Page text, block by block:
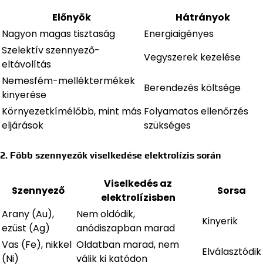
Előnyök
Hátrányok
Nagyon magas tisztaság
Energiaigényes
Szelektív szennyező-
eltávolítás
Vegyszerek kezelése
Nemesfém-melléktermékek
kinyerése
Berendezés költsége
Környezetkímélőbb, mint más
eljárások
Folyamatos ellenőrzés
szükséges
2. Főbb szennyezők viselkedése elektrolízis során
Szennyező
Viselkedés az
elektrolízisben
Sorsa
Arany (Au),
ezüst (Ag)
Nem oldódik,
anódiszapban marad
Kinyerik
Vas (Fe), nikkel
(Ni)
Oldatban marad, nem
válik ki katódon
Elválasztódik